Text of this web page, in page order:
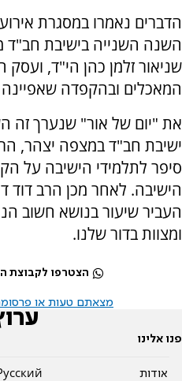
הדברים נאמרו במסגרת
השנה השנייה בישיבת חב"ד
שניאור זלמן כהן הי"ד,
המאכלים ובהקפדה
את "יום של אור" שנערך
ישיבת חב"ד במצפה יצהר,
סיפר לתלמידי הישיבה על
הישיבה. לאחר מכן הרב דוד
העביר שיעור בנושא חשוב
ומצוות בדור שלנו.
הצטרפו לקבוצת
מצאתם טעות או
פנו אלינו
אודות